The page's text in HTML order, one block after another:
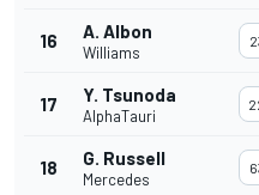
16 A. Albon
Williams
17 Y. Tsunoda
AlphaTauri
18 G. Russell
Mercedes